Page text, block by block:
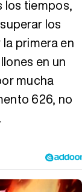
los tiempos,
los
primera en
en un
mucha
626, no